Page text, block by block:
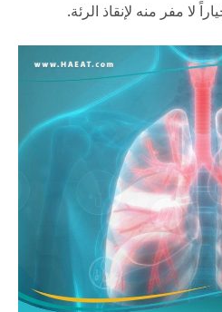
لا مفر منه لإنقاذ الرئة.